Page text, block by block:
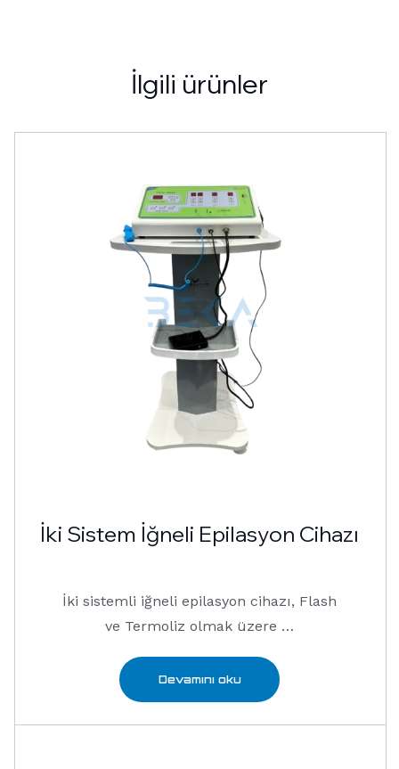
İlgili ürünler
İki Sistem İğneli Epilasyon Cihazı
İki sistemli iğneli epilasyon cihazı, Flash
ve Termoliz olmak üzere …
Devamını oku